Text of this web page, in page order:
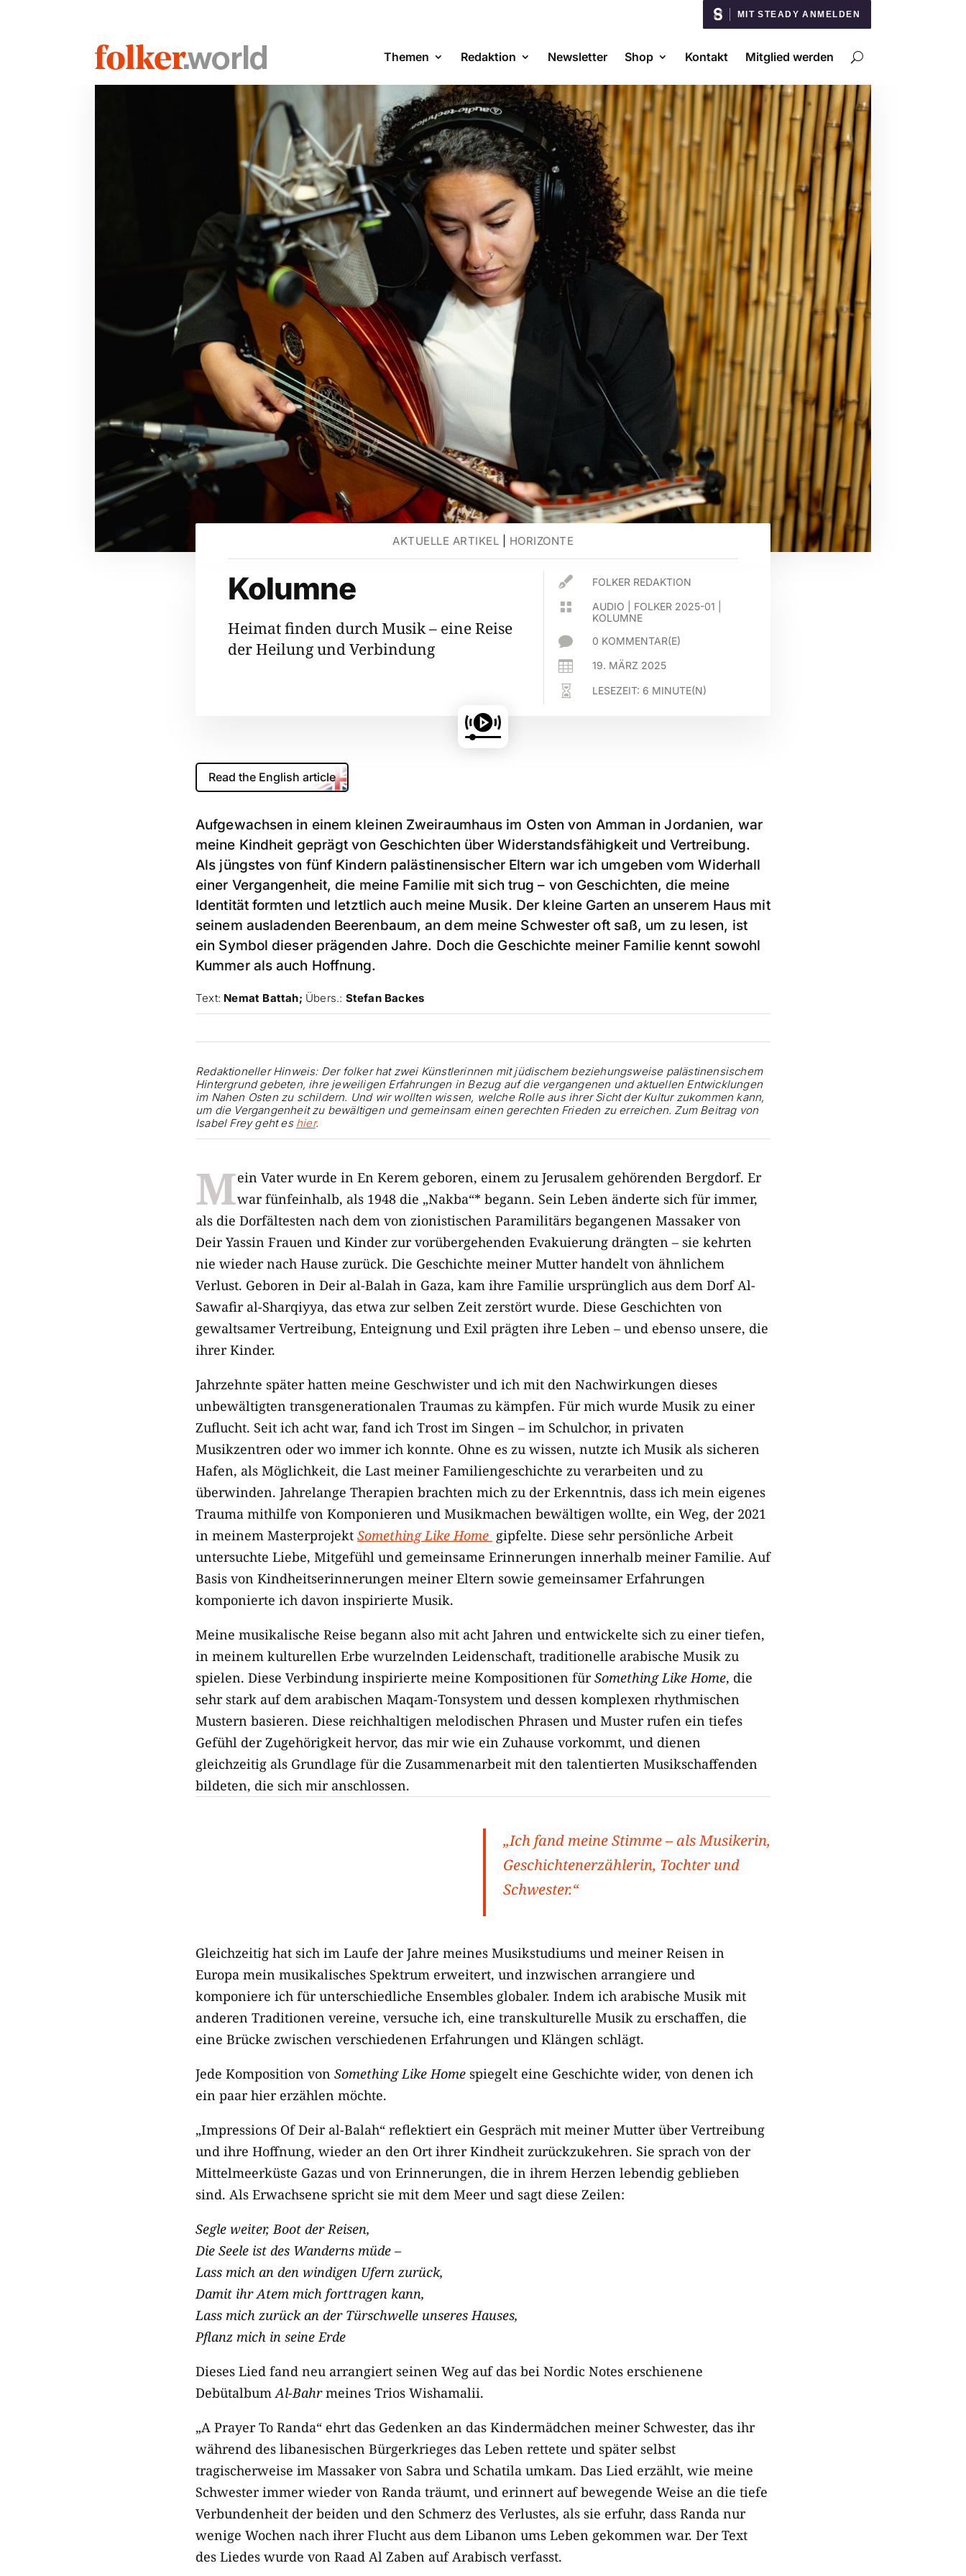
MIT STEADY ANMELDEN
Themen Redaktion Newsletter Shop Kontakt Mitglied werden
AKTUELLE ARTIKEL HORIZONTE
Kolumne
Heimat finden durch Musik – eine Reise
der Heilung und Verbindung
 FOLKER REDAKTION
 AUDIO FOLKER 2025-01
KOLUMNE
 0 KOMMENTAR(E)
 19. MÄRZ 2025
 LESEZEIT: 6 MINUTE(N)
Read the English article
Aufgewachsen in einem kleinen Zweiraumhaus im Osten von Amman in Jordanien, war
meine Kindheit geprägt von Geschichten über Widerstandsfähigkeit und Vertreibung.
Als jüngstes von fünf Kindern palästinensischer Eltern war ich umgeben vom Widerhall
einer Vergangenheit, die meine Familie mit sich trug – von Geschichten, die meine
Identität formten und letztlich auch meine Musik. Der kleine Garten an unserem Haus mit
seinem ausladenden Beerenbaum, an dem meine Schwester oft saß, um zu lesen, ist
ein Symbol dieser prägenden Jahre. Doch die Geschichte meiner Familie kennt sowohl
Kummer als auch Hoffnung.
Text: Nemat Battah; Übers.: Stefan Backes
Redaktioneller Hinweis: Der folker hat zwei Künstlerinnen mit jüdischem beziehungsweise palästinensischem
Hintergrund gebeten, ihre jeweiligen Erfahrungen in Bezug auf die vergangenen und aktuellen Entwicklungen
im Nahen Osten zu schildern. Und wir wollten wissen, welche Rolle aus ihrer Sicht der Kultur zukommen kann,
um die Vergangenheit zu bewältigen und gemeinsam einen gerechten Frieden zu erreichen. Zum Beitrag von
Isabel Frey geht es hier.
Mein Vater wurde in En Kerem geboren, einem zu Jerusalem gehörenden Bergdorf. Er
war fünfeinhalb, als 1948 die „Nakba“* begann. Sein Leben änderte sich für immer,
als die Dorfältesten nach dem von zionistischen Paramilitärs begangenen Massaker von
Deir Yassin Frauen und Kinder zur vorübergehenden Evakuierung drängten – sie kehrten
nie wieder nach Hause zurück. Die Geschichte meiner Mutter handelt von ähnlichem
Verlust. Geboren in Deir al-Balah in Gaza, kam ihre Familie ursprünglich aus dem Dorf Al-
Sawafir al-Sharqiyya, das etwa zur selben Zeit zerstört wurde. Diese Geschichten von
gewaltsamer Vertreibung, Enteignung und Exil prägten ihre Leben – und ebenso unsere, die
ihrer Kinder.
Jahrzehnte später hatten meine Geschwister und ich mit den Nachwirkungen dieses
unbewältigten transgenerationalen Traumas zu kämpfen. Für mich wurde Musik zu einer
Zuflucht. Seit ich acht war, fand ich Trost im Singen – im Schulchor, in privaten
Musikzentren oder wo immer ich konnte. Ohne es zu wissen, nutzte ich Musik als sicheren
Hafen, als Möglichkeit, die Last meiner Familiengeschichte zu verarbeiten und zu
überwinden. Jahrelange Therapien brachten mich zu der Erkenntnis, dass ich mein eigenes
Trauma mithilfe von Komponieren und Musikmachen bewältigen wollte, ein Weg, der 2021
in meinem Masterprojekt Something Like Home gipfelte. Diese sehr persönliche Arbeit
untersuchte Liebe, Mitgefühl und gemeinsame Erinnerungen innerhalb meiner Familie. Auf
Basis von Kindheitserinnerungen meiner Eltern sowie gemeinsamer Erfahrungen
komponierte ich davon inspirierte Musik.
Meine musikalische Reise begann also mit acht Jahren und entwickelte sich zu einer tiefen,
in meinem kulturellen Erbe wurzelnden Leidenschaft, traditionelle arabische Musik zu
spielen. Diese Verbindung inspirierte meine Kompositionen fürSomething Like Home, die
sehr stark auf dem arabischen Maqam-Tonsystem und dessen komplexen rhythmischen
Mustern basieren. Diese reichhaltigen melodischen Phrasen und Muster rufen ein tiefes
Gefühl der Zugehörigkeit hervor, das mir wie ein Zuhause vorkommt, und dienen
gleichzeitig als Grundlage für die Zusammenarbeit mit den talentierten Musikschaffenden
bildeten, die sich mir anschlossen.
„Ich fand meine Stimme – als Musikerin,
Geschichtenerzählerin, Tochter und
Schwester.“
Gleichzeitig hat sich im Laufe der Jahre meines Musikstudiums und meiner Reisen in
Europa mein musikalisches Spektrum erweitert, und inzwischen arrangiere und
komponiere ich für unterschiedliche Ensembles globaler. Indem ich arabische Musik mit
anderen Traditionen vereine, versuche ich, eine transkulturelle Musik zu erschaffen, die
eine Brücke zwischen verschiedenen Erfahrungen und Klängen schlägt.
Jede Komposition von Something Like Home spiegelt eine Geschichte wider, von denen ich
ein paar hier erzählen möchte.
„Impressions Of Deir al-Balah“ reflektiert ein Gespräch mit meiner Mutter über Vertreibung
und ihre Hoffnung, wieder an den Ort ihrer Kindheit zurückzukehren. Sie sprach von der
Mittelmeerküste Gazas und von Erinnerungen, die in ihrem Herzen lebendig geblieben
sind. Als Erwachsene spricht sie mit dem Meer und sagt diese Zeilen:
Segle weiter, Boot der Reisen,
Die Seele ist des Wanderns müde –
Lass mich an den windigen Ufern zurück,
Damit ihr Atem mich forttragen kann,
Lass mich zurück an der Türschwelle unseres Hauses,
Pflanz mich in seine Erde
Dieses Lied fand neu arrangiert seinen Weg auf das bei Nordic Notes erschienene
Debütalbum Al-Bahrmeines Trios Wishamalii.
„A Prayer To Randa“ ehrt das Gedenken an das Kindermädchen meiner Schwester, das ihr
während des libanesischen Bürgerkrieges das Leben rettete und später selbst
tragischerweise im Massaker von Sabra und Schatila umkam. Das Lied erzählt, wie meine
Schwester immer wieder von Randa träumt, und erinnert auf bewegende Weise an die tiefe
Verbundenheit der beiden und den Schmerz des Verlustes, als sie erfuhr, dass Randa nur
wenige Wochen nach ihrer Flucht aus dem Libanon ums Leben gekommen war. Der Text
des Liedes wurde von Raad Al Zaben auf Arabisch verfasst.